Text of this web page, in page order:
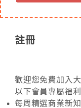
註冊
歡迎您免費加入
以下會員專屬福利
每周精選商業新